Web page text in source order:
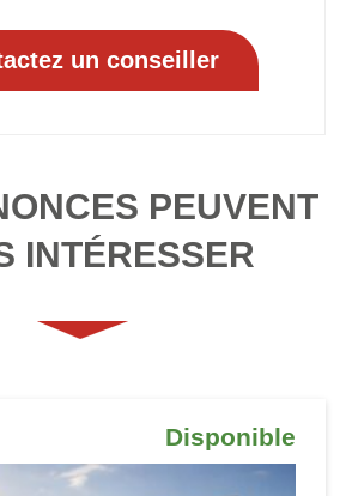
PEUVENT
INTÉRESSER
Disponible